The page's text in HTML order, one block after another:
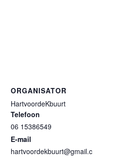
ORGANISATOR
HartvoordeKbuurt
Telefoon
06 15386549
E-mail
hartvoordekbuurt@gmail.c